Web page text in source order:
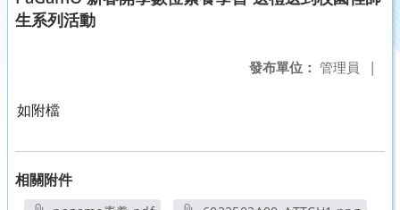
生系列活動
發布單位： 管理員 |
如附檔
相關附件